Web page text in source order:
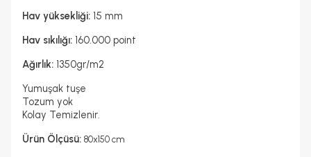
1, 2
Hav yüksekliği: 15 mm
Hav sıkılığı: 160.000 point
Ağırlık: 1350gr/m2
Yumuşak tuşe
Tozum yok
Kolay Temizlenir.
Ürün Ölçüsü: 80x150 cm